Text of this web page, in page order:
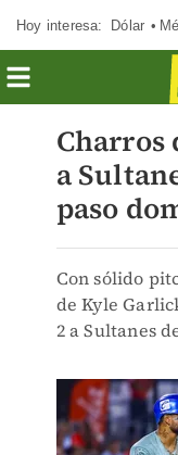
Hoy interesa: Dólar
Charros
a
paso
Con sólido
de Kyle
2 a Sultanes